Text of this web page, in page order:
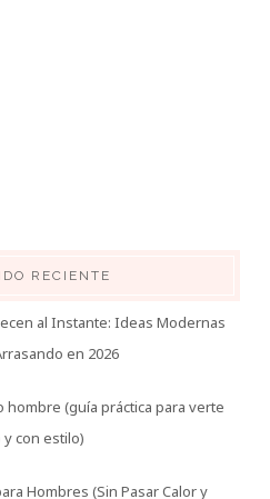
RECIENTE
al Instante: Ideas Modernas
en 2026
(guía práctica para verte
con estilo)
Hombres (Sin Pasar Calor y